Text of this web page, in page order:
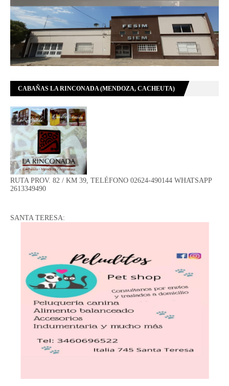
CABAÑAS LA RINCONADA (MENDOZA, CACHEUTA)
RUTA PROV. 82 / KM 39, TELÉFONO 02624-490144 WHATSAPP
2613349490
SANTA TERESA: